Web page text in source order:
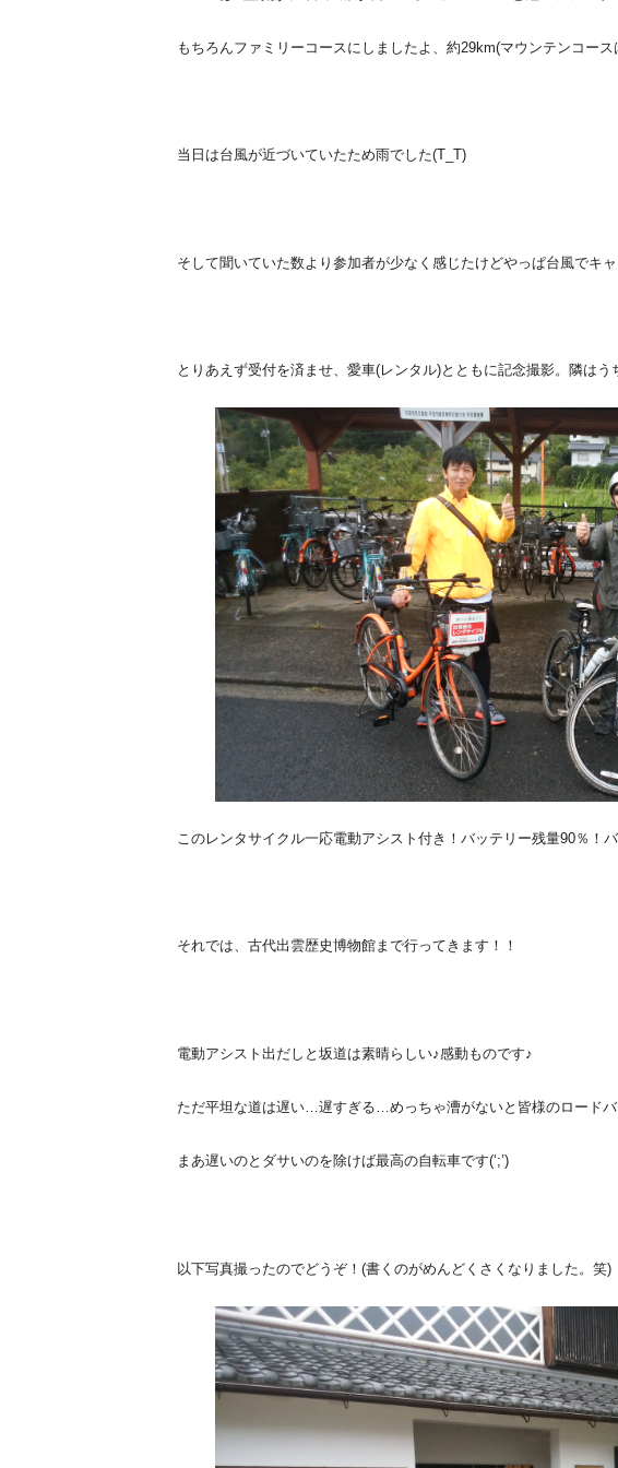
もちろんファミリーコースにしましたよ、約29km(マウンテンコー
当日は台風が近づいていたため雨でした(T_T)
そして聞いていた数より参加者が少なく感じたけどやっぱ台風でキ
とりあえず受付を済ませ、愛車(レンタル)とともに記念撮影。隣は
このレンタサイクル一応電動アシスト付き！バッテリー残量90％！
それでは、古代出雲歴史博物館まで行ってきます！！
電動アシスト出だしと坂道は素晴らしい♪感動ものです♪
ただ平坦な道は遅い…遅すぎる…めっちゃ漕がないと皆様のロード
まあ遅いのとダサいのを除けば最高の自転車です(‘;’)
以下写真撮ったのでどうぞ！(書くのがめんどくさくなりました。笑)